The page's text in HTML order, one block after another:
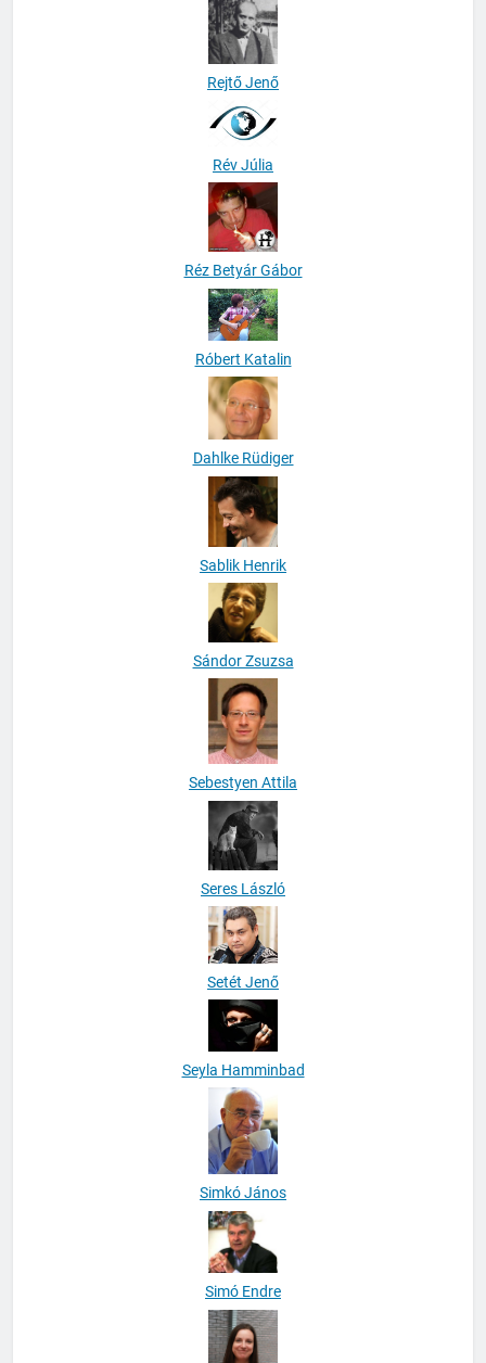
Rejtő Jenő
Rév Júlia
Réz Betyár Gábor
Róbert Katalin
Dahlke Rüdiger
Sablik Henrik
Sándor Zsuzsa
Sebestyen Attila
Seres László
Setét Jenő
Seyla Hamminbad
Simkó János
Simó Endre